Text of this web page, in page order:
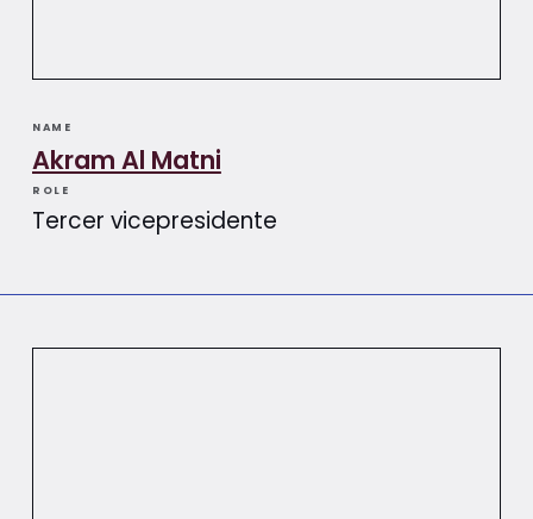
NAME
Akram Al Matni
ROLE
Tercer vicepresidente